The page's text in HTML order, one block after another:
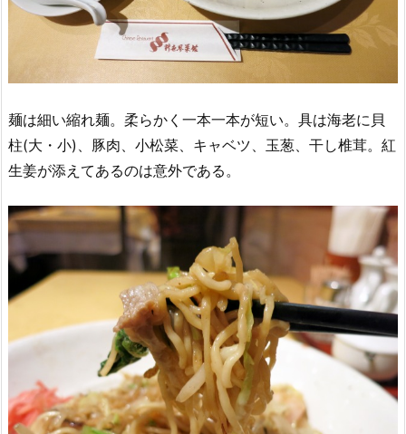
麺は細い縮れ麺。柔らかく一本一本が短い。具は海老に貝
柱(大・小)、豚肉、小松菜、キャベツ、玉葱、干し椎茸。紅
生姜が添えてあるのは意外である。